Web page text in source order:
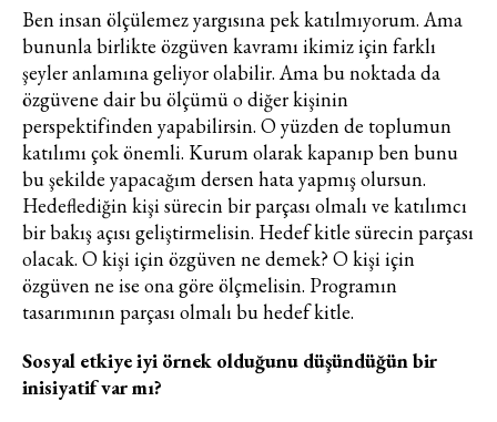
elektronik ileti gönderiminin e-posta
yoluyla tarafıma yapılmasına onay
ve bu kapsamda/ amaçla ad/
soyad ve e-posta adresi verilerimin
işlenmesine açık rıza veriyorum.
KAYDET KAPAT
Ben insan ölçülemez yargısına pek katılmıyorum. Ama
bununla birlikte özgüven kavramı ikimiz için farklı
şeyler anlamına geliyor olabilir. Ama bu noktada da
özgüvene dair bu ölçümü o diğer kişinin
perspektifinden yapabilirsin. O yüzden de toplumun
katılımı çok önemli. Kurum olarak kapanıp ben bunu
bu şekilde yapacağım dersen hata yapmış olursun.
Hedeflediğin kişi sürecin bir parçası olmalı ve katılımcı
bir bakış açısı geliştirmelisin. Hedef kitle sürecin parçası
olacak. O kişi için özgüven ne demek? O kişi için
özgüven ne ise ona göre ölçmelisin. Programın
tasarımının parçası olmalı bu hedef kitle.
Sosyal etkiye iyi örnek olduğunu düşündüğün bir
inisiyatif var mı?